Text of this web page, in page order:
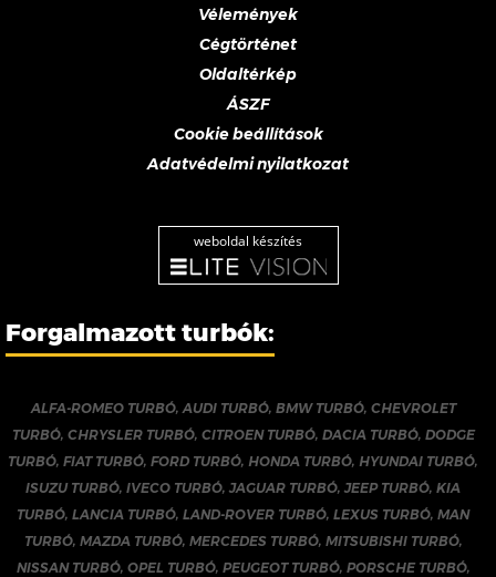
Vélemények
Cégtörténet
Oldaltérkép
ÁSZF
Cookie beállítások
Adatvédelmi nyilatkozat
weboldal készítés
Forgalmazott turbók:
ALFA-ROMEO TURBÓ,AUDI TURBÓ, BMW TURBÓ, CHEVROLET
TURBÓ, CHRYSLER TURBÓ, CITROEN TURBÓ, DACIA TURBÓ, DODGE
TURBÓ,FIAT TURBÓ,FORD TURBÓ, HONDA TURBÓ, HYUNDAI TURBÓ,
ISUZU TURBÓ,IVECO TURBÓ,JAGUAR TURBÓ,JEEP TURBÓ,KIA
TURBÓ,LANCIA TURBÓ,LAND-ROVER TURBÓ,LEXUS TURBÓ,MAN
TURBÓ, MAZDA TURBÓ, MERCEDES TURBÓ, MITSUBISHI TURBÓ,
NISSAN TURBÓ, OPEL TURBÓ, PEUGEOT TURBÓ, PORSCHE TURBÓ,